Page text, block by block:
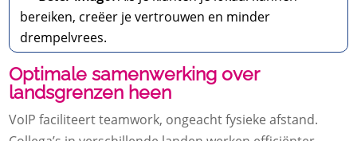
bereiken, creëer je vertrouwen en minder
drempelvrees.
Optimale samenwerking over
landsgrenzen heen
VoIP faciliteert teamwork, ongeacht fysieke afstand.